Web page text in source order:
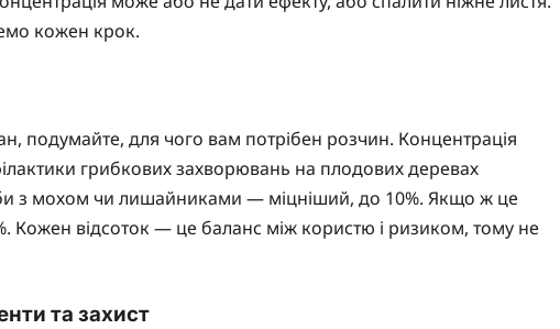
кожен крок.
подумайте, для чого вам потрібен розчин. Концентрація
грибкових захворювань на плодових деревах
з мохом чи лишайниками — міцніший, до 10%. Якщо ж це
Кожен відсоток — це баланс між користю і ризиком, тому не
та захист